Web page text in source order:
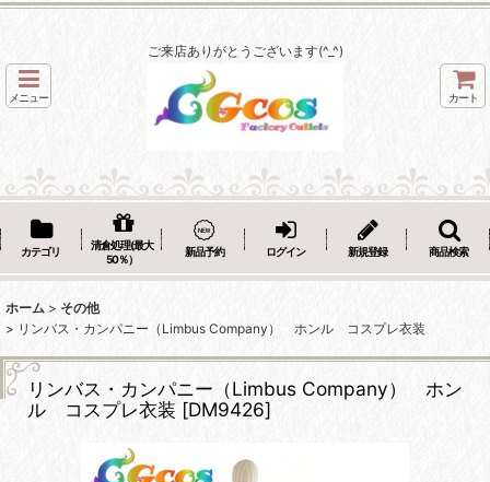
ご来店ありがとうございます(^_^)
メニュー カート
カテゴリ
清倉処理(最大
50％）
新品予約 ログイン 新規登録 商品検索
ホーム > その他
> リンバス・カンパニー（Limbus Company） ホンル コスプレ衣装
リンバス・カンパニー（Limbus Company） ホン
ル コスプレ衣装 [DM9426]